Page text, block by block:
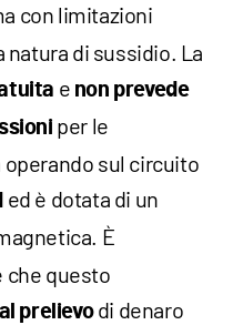
con limitazioni
di sussidio. La
e non prevede
per le
sul circuito
ed è dotata di un
È
questo
prelievodi denaro